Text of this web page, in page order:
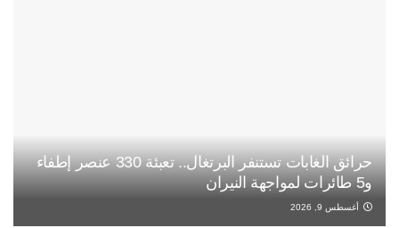
حرائق الغابات تستنفر البرتغال.. تعبئة 330 عنصر إطفاء
و5 طائرات لمواجهة النيران
أغسطس 9, 2026